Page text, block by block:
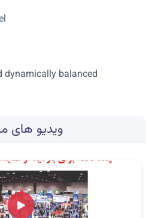
balanced.
ویدیو های